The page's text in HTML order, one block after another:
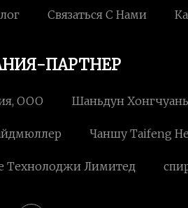
Связаться С Нами
ПАРТНЕР
ООО Шаньдун
Чаншу Taifeng
Технолоджи Лимитед